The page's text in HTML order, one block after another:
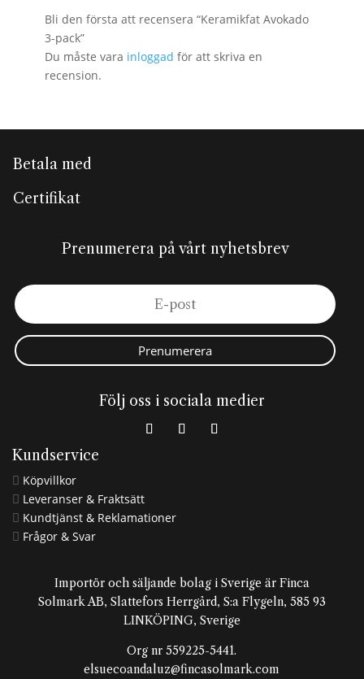
Bli den första att recensera “Keramikfat Avokado
3-pack”
Du måste vara inloggad för att skriva en
recension.
Betala med
Certifikat
Prenumerera på vårt nyhetsbrev
Prenumerera
Följ oss i sociala medier
Kundservice
 Köpvillkor
 Leveranser & Fraktsätt
 Kundtjänst & Reklamationer
 Frågor & Svar
Importör och säljande bolag i Sverige är Finca
Solmark AB, Slattefors Herrgård, S:a Flygeln, 585 93
LINKÖPING, Sverige
Org nr 559225-5441.
elsuecoandaluz@fincasolmark.com